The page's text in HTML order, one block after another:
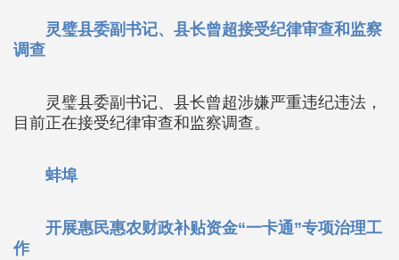
灵璧县委副书记、县长曾超接受纪律审查和监察
调查
灵璧县委副书记、县长曾超涉嫌严重违纪违法，
目前正在接受纪律审查和监察调查。
蚌埠
开展惠民惠农财政补贴资金“一卡通”专项治理工
作